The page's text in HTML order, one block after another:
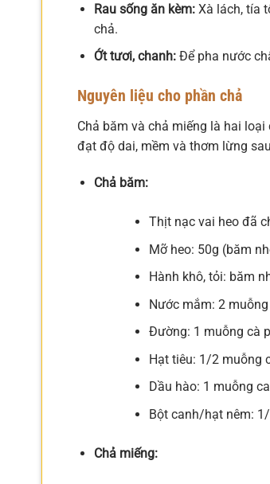
Rau sống ăn kèm:Xà lách, tía
chả.
Ớt tươi, chanh:Để pha nước
Nguyên liệu cho phần chả
Chả băm và chả miếng là hai
đạt độ dai, mềm và thơm lừng
Chả băm:
Thịt nạc vai heo đã
Mỡ heo: 50g (băm
Hành khô, tỏi: băm
Nước mắm: 2
Đường: 1 muỗng cà
Hạt tiêu: 1/2 muỗng
Dầu hào: 1 muỗng
Bột canh/hạt nêm:
Chả miếng: